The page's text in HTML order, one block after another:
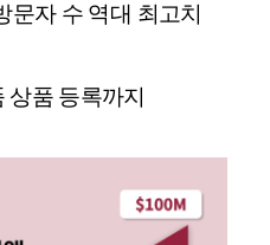
문자 수 역대 최고치
품 등록까지